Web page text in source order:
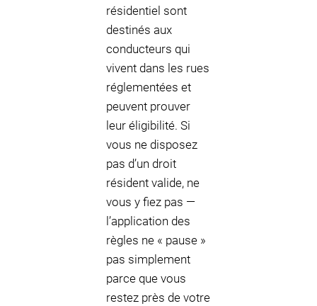
résidentiel sont
destinés aux
conducteurs qui
vivent dans les rues
réglementées et
peuvent prouver
leur éligibilité. Si
vous ne disposez
pas d’un droit
résident valide, ne
vous y fiez pas —
l’application des
règles ne « pause »
pas simplement
parce que vous
restez près de votre